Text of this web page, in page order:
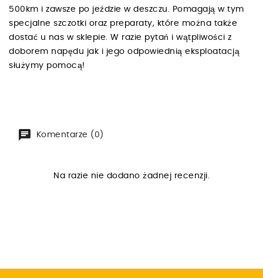
500km i zawsze po jeździe w deszczu. Pomagają w tym
specjalne szczotki oraz preparaty, które można także
dostać u nas w sklepie. W razie pytań i wątpliwości z
doborem napędu jak i jego odpowiednią eksploatacją
służymy pomocą!
Komentarze (0)
Na razie nie dodano żadnej recenzji.